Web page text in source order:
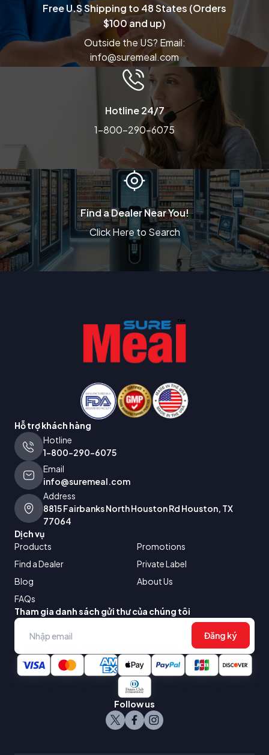
Free U.S Shipping to 48 States (Orders
$100 and up)
Outside the US? Email:
info@suremeal.com
Hotline 24/7
1-800-290-6075
Find a Dealer Near You!
Click Here to Search
Hỗ trợ khách hàng
Hotline
1-800-290-6075
Email
info@suremeal.com
Address
8815 Fairbanks North Houston Rd Houston, TX
77064
Dịch vụ
Products
Promotions
Find a Dealer
Private Label
Blog
About Us
FAQs
Tham gia danh sách gửi thư của chúng tôi
Đăng ký
Follow us